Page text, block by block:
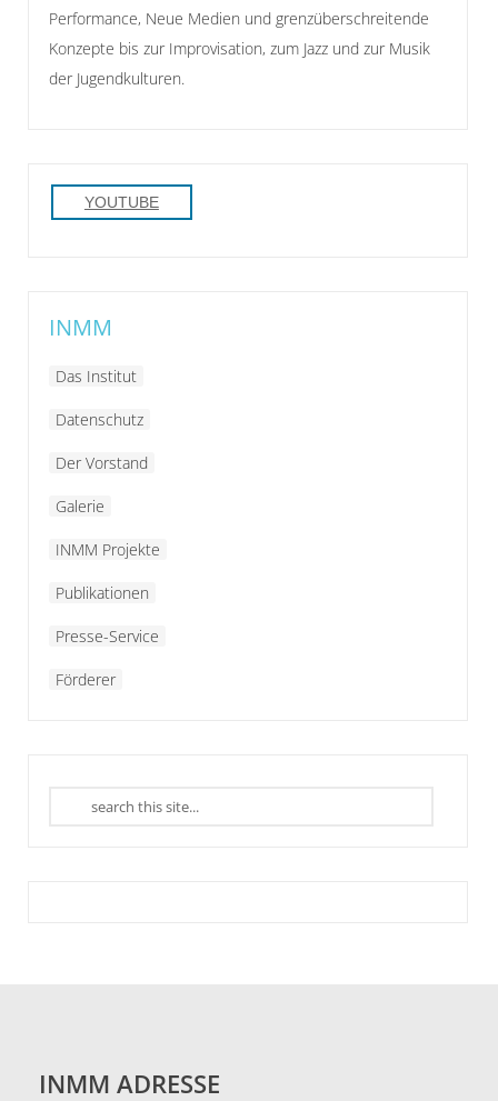
Performance, Neue Medien und grenzüberschreitende
Konzepte bis zur Improvisation, zum Jazz und zur Musik
der Jugendkulturen.
YOUTUBE
INMM
Das Institut
Datenschutz
Der Vorstand
Galerie
INMM Projekte
Publikationen
Presse-Service
Förderer
INMM ADRESSE